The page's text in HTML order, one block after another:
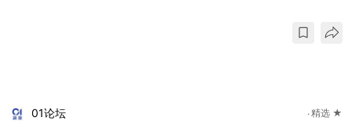
01论坛 精选 ★